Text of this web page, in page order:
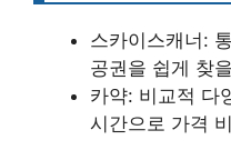
스카이스캐너:
공권을 쉽게 찾
카약: 비교적 다
시간으로 가격